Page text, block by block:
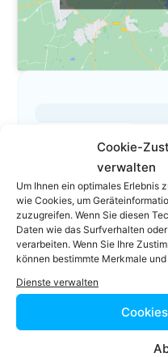
Cookie-
verwalten
Um Ihnen ein optimales Erlebnis
wie Cookies, um
zuzugreifen. Wenn Sie diesen
Daten wie das Surfverhalten
verarbeiten. Wenn Sie Ihre
können bestimmte Merkmale
Dienste verwalten
Das ist mein Profil
01 51532
01 51532-248
schimka-
Homepage